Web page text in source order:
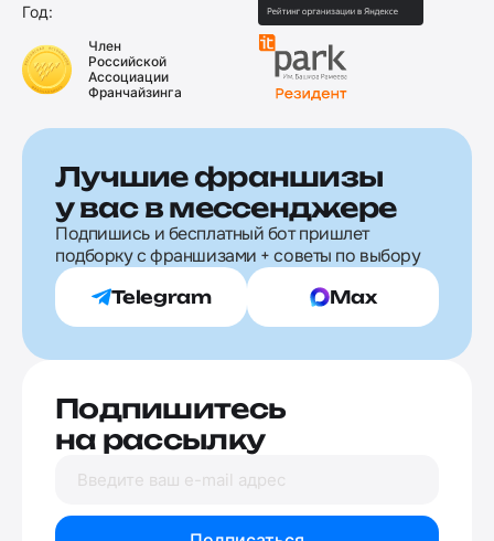
Год:
Член
Российской
Ассоциации
Франчайзинга
Лучшие франшизы
у вас в мессенджере
Подпишись и бесплатный бот пришлет
подборку с франшизами + советы по выбору
Telegram Max
Подпишитесь
на рассылку